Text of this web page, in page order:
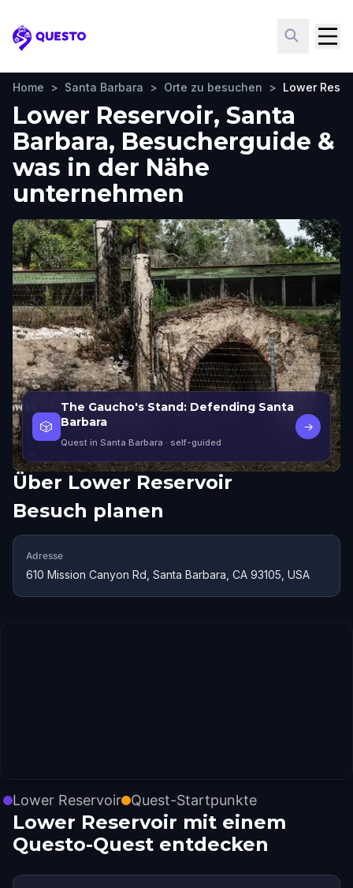
Questo
Home > Santa Barbara > Orte zu besuchen > Lower
Lower Reservoir, Santa
Barbara, Besucherguide &
was in der Nähe
unternehmen
🎲
The Gaucho's Stand: Defending Santa
Barbara
Quest in Santa Barbara · self-guided
→
Über Lower Reservoir
Besuch planen
Adresse
610 Mission Canyon Rd, Santa Barbara, CA 93105, USA
Lower Reservoir Quest-Startpunkte
Lower Reservoir mit einem
Questo-Quest entdecken